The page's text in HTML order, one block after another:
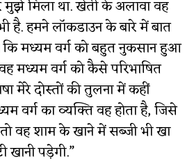
मुझे मिला था. खेती के अलावा वह
है. हमने लॉकडाउन के बारे में बात
मध्यम वर्ग को बहुत नुकसान हुआ
मध्यम वर्ग को कैसे परिभाषित
मेरे दोस्तों की तुलना में कहीं
वर्ग का व्यक्ति वह होता है, जिसे
वह शाम के खाने में सब्जी भी खा
खानी पड़ेगी.”